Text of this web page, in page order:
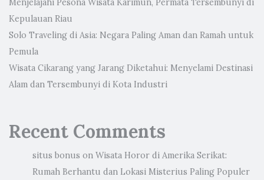
Kepulauan Riau
Solo Traveling di Asia: Negara Paling Aman dan Ramah untuk
Pemula
Wisata Cikarang yang Jarang Diketahui: Menyelami Destinasi
Alam dan Tersembunyi di Kota Industri
Recent Comments
situs bonus on Wisata Horor di Amerika Serikat:
Rumah Berhantu dan Lokasi Misterius Paling Populer